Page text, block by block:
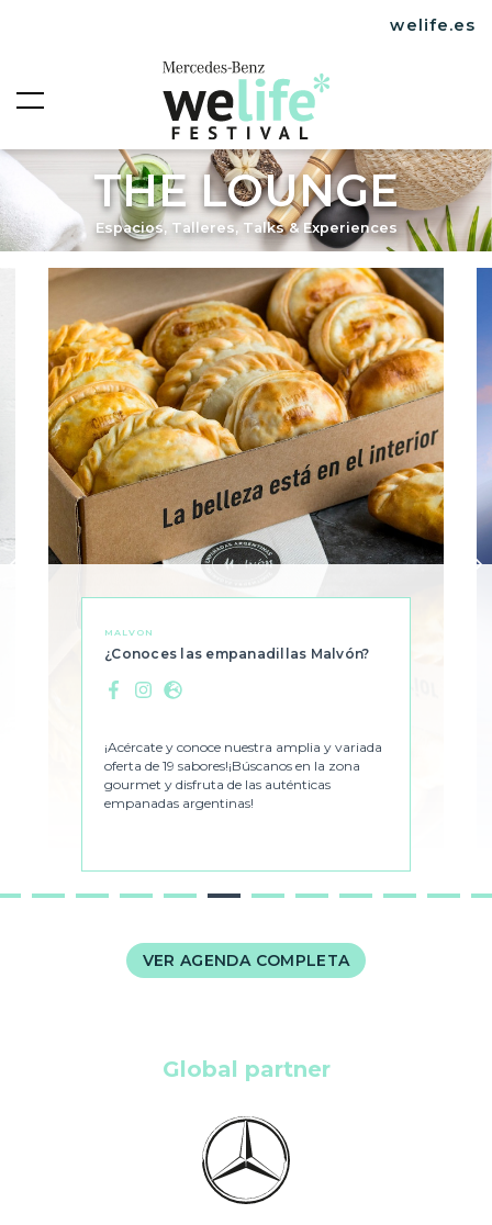
welife.es
THE LOUNGE
Espacios, Talleres, Talks & Experiences
MALVON
¿Conoces las empanadillas Malvón?
Facebook
Instagram
Web
¡Acércate y conoce nuestra amplia y variada
oferta de 19 sabores!¡Búscanos en la zona
gourmet y disfruta de las auténticas
empanadas argentinas!
3 4 5 6 7 8 9 10 11 12 13
VER AGENDA COMPLETA
Global partner